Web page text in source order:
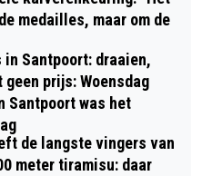
medailles, maar om de
Santpoort: draaien,
geen prijs: Woensdag
Santpoort was het
de langste vingers van
meter tiramisu: daar